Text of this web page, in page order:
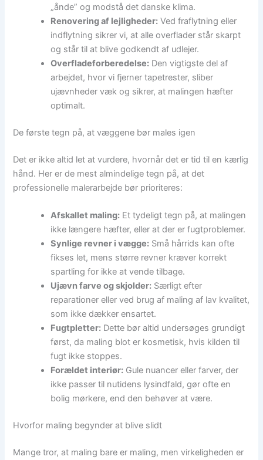
„ånde” og modstå det danske klima.
Renovering af lejligheder: Ved fraflytning eller
indflytning sikrer vi, at alle overflader står skarpt
og står til at blive godkendt af udlejer.
Overfladeforberedelse: Den vigtigste del af
arbejdet, hvor vi fjerner tapetrester, sliber
ujævnheder væk og sikrer, at malingen hæfter
optimalt.
De første tegn på, at væggene bør males igen
Det er ikke altid let at vurdere, hvornår det er tid til en kærlig
hånd. Her er de mest almindelige tegn på, at det
professionelle malerarbejde bør prioriteres:
Afskallet maling: Et tydeligt tegn på, at malingen
ikke længere hæfter, eller at der er fugtproblemer.
Synlige revner i vægge: Små hårrids kan ofte
fikses let, mens større revner kræver korrekt
spartling for ikke at vende tilbage.
Ujævn farve og skjolder: Særligt efter
reparationer eller ved brug af maling af lav kvalitet,
som ikke dækker ensartet.
Fugtpletter: Dette bør altid undersøges grundigt
først, da maling blot er kosmetisk, hvis kilden til
fugt ikke stoppes.
Forældet interiør: Gule nuancer eller farver, der
ikke passer til nutidens lysindfald, gør ofte en
bolig mørkere, end den behøver at være.
Hvorfor maling begynder at blive slidt
Mange tror, at maling bare er maling, men virkeligheden er